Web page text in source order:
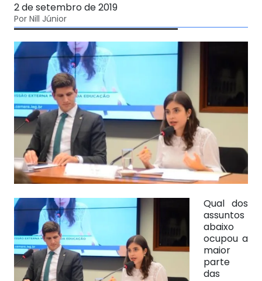
2 de setembro de 2019
Por Nill Júnior
Qual dos
assuntos
abaixo
ocupou a
maior
parte
das